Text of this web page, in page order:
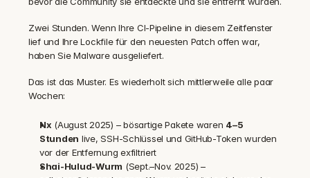
Zwei Stunden. Wenn Ihre CI-Pipeline in diesem Zeitfenster
lief und Ihre Lockfile für den neuesten Patch offen war,
haben Sie Malware ausgeliefert.
Das ist das Muster. Es wiederholt sich mittlerweile alle paar
Wochen:
Nx (August 2025) – bösartige Pakete waren 4–5
Stunden live, SSH-Schlüssel und GitHub-Token wurden
vor der Entfernung exfiltriert
Shai-Hulud-Wurm (Sept.–Nov. 2025) –